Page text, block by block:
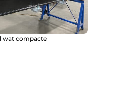
wat compacte